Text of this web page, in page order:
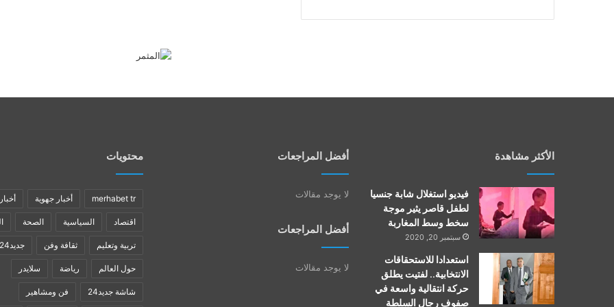
الأكثر مشاهدة
فيديو استغلال شابة جنسيا
لطفل قاصر يثير موجة
سخط وسط المغاربة
سبتمبر 20, 2020
استعدادا للاستحقاقات
الانتخابية.. لفتيت يطلق
حركة انتقالية واسعة في
صفوف رجال السلطة
أفضل المراجعات
لا يوجد مقالات
أفضل المراجعات
لا يوجد مقالات
محتويات
merhabet tr أخبار جهوية
اقتصاد السياسية الصحة
تربية وتعليم ثقافة وفن جديد24
حول العالم رياضة سلايدر
شاشة جديد24 فن ومشاهير